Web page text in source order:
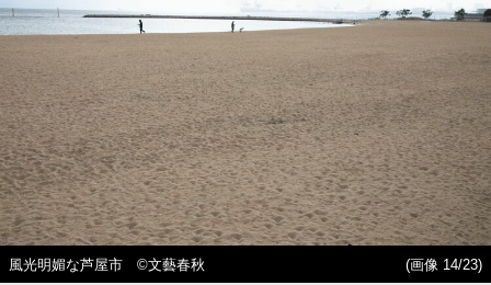
風光明媚な芦屋市 ©︎文藝春秋
(画像 14/23)